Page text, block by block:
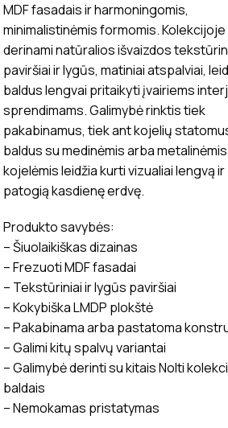
MDF fasadais ir harmoningomis,
minimalistinėmis formomis. Kolekcijoje
derinami natūralios išvaizdos
paviršiai ir lygūs, matiniai atspalviai,
baldus lengvai pritaikyti įvairiems
sprendimams. Galimybė rinktis tiek
pakabinamus, tiek ant kojelių
baldus su medinėmis arba metalinėmis
kojelėmis leidžia kurti vizualiai lengvą ir
patogią kasdienę erdvę.
Produkto savybės:
– Šiuolaikiškas dizainas
– Frezuoti MDF fasadai
– Tekstūriniai ir lygūs paviršiai
– Kokybiška LMDP plokštė
– Pakabinama arba pastatoma
– Galimi kitų spalvų variantai
– Galimybė derinti su kitais Nolti
baldais
– Nemokamas pristatymas